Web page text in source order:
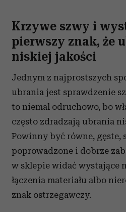
Krzywe szwy i
pierwszy znak, że
niskiej jakości
Jednym z najprostszych
ubrania jest sprawdzenie
to niemal odruchowo, bo
często zdradzają ubrania
Powinny być równe, gęste,
poprowadzone i dobrze
w sklepie widać wystające
łączenia materiału albo
znak ostrzegawczy.